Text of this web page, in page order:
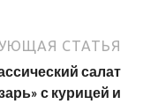
СТАТЬЯ
салат
с курицей и